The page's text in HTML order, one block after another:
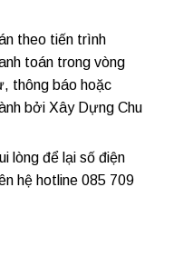
theo tiến trình
toán trong vòng
thông báo hoặc
bởi Xây Dựng Chu
lòng để lại số điện
hệ hotline 085 709